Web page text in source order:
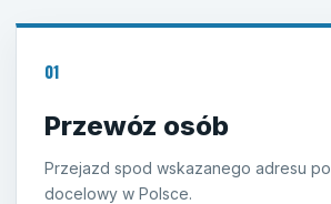
01
Przewóz osób
Przejazd spod wskazanego adresu
docelowy w Polsce.